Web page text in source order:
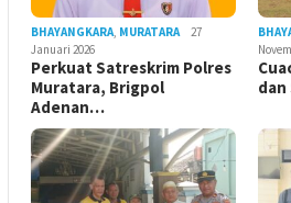
BHAYANGKARA, MURATARA
27
Januari 2026
Perkuat Satreskrim Polres
Muratara, Brigpol
Adenan…